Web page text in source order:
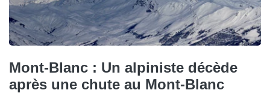
Mont-Blanc : Un alpiniste décède
après une chute au Mont-Blanc